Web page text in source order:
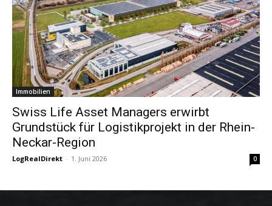
Immobilien
Swiss Life Asset Managers erwirbt
Grundstück für Logistikprojekt in der Rhein-
Neckar-Region
LogRealDirekt - 1. Juni 2026 0